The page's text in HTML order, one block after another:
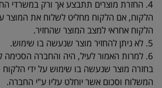
4. החזרת מוצרים תתבצע אך ורק במשרדי
הלקוח, אם הלקוח מחליט לשלוח את המוצר
הלקוח אחראי למצב המוצר שהחזיר.
5. לא ניתן להחזיר מוצר שנעשה בו שימוש.
6. למרות האמור לעיל, היה והחברה הסכימה
בחזרה מוצר שנעשה בו שימוש על ידי הלקוח
המשלוח וסכום אשר יוחלט עליו ע"י החברה.